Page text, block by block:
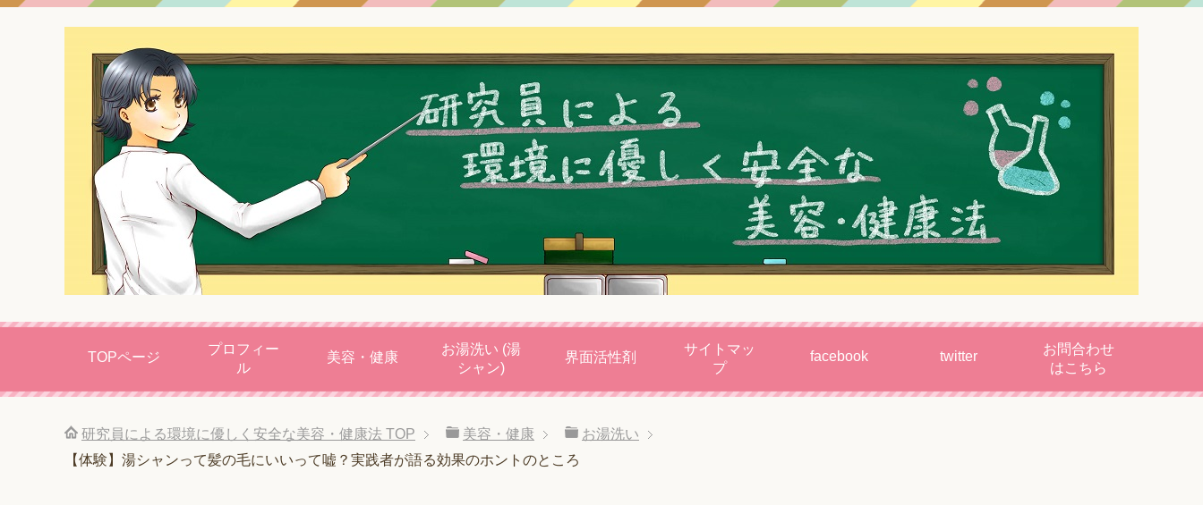
TOPページ
プロフィー
ル
美容・健康
お湯洗い (湯
シャン)
界面活性剤
サイトマッ
プ
facebook twitter
お問合わせ
はこちら
研究員による環境に優しく安全な美容・健康法 TOP 美容・健康
お湯洗い
【体験】湯シャンって髪の毛にいいって嘘？実践者が語る効果のホントのところ